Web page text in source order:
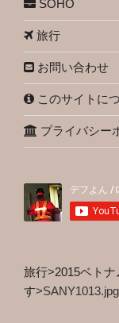
SOHO
旅行
お問い合わせ
このサイトに
プライバシー
旅行>2015ベト
す>SANY1013.jpg